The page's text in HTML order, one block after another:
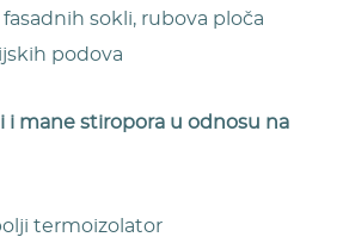
fasadnih sokli, rubova ploča
podova
i mane stiropora u odnosu na
termoizolator